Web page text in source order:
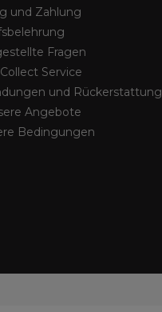
und Zahlung
Fragen
Service
und Rückerstattung
Angebote
Bedingungen